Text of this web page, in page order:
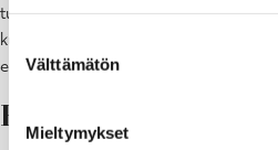
valinta
Välttämätön
Mieltymykset
turvallisuuteensa käyttäessään
kulkuvälineitä. Kuljettajan on saatava
eivät myöskään saa häiritä
Huoltajan muistilista